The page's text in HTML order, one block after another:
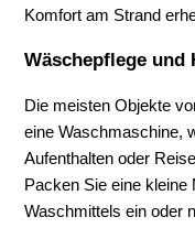
Komfort am Strand
Wäschepflege und
Die meisten Objekte
eine Waschmaschine,
Aufenthalten oder
Packen Sie eine
Waschmittels ein oder